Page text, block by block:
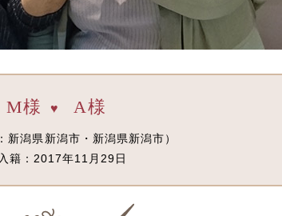
M様 ♥ A様
新潟県新潟市・新潟県新潟市）
籍：2017年11月29日